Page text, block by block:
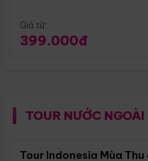
Giá từ:
399.000đ
TOUR NƯỚC NGOÀI
Tour Indonesia Mùa